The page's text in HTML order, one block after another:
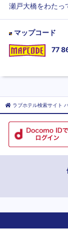
瀬戸大橋をわたっ
マップコード
77
ラブホテル検索サイト